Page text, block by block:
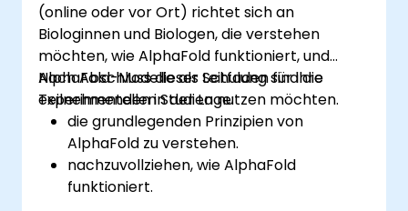
neue Technologietrends zu analysieren und
praktische intelligente Lösungen zu
integrieren, um die unternehmerische Agilität
zu steigern.
(online oder vor Ort) richtet sich an
Biologinnen und Biologen, die verstehen
möchten, wie AlphaFold funktioniert, und
AlphaFold-Modelle als Leitfaden für ihre
experimentellen Studien nutzen möchten.
Nach Abschluss dieser Schulung sind die
Teilnehmenden in der Lage:
die grundlegenden Prinzipien von
AlphaFold zu verstehen.
nachzuvollziehen, wie AlphaFold
funktioniert.